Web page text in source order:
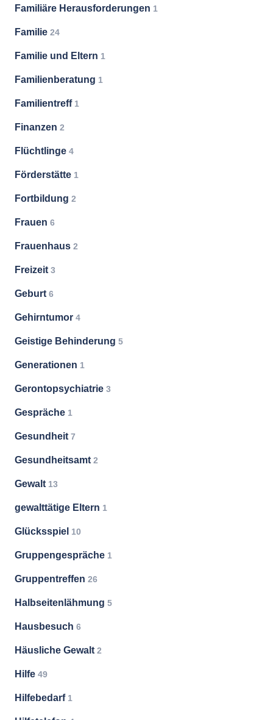
Familiäre Herausforderungen 1
Familie 24
Familie und Eltern 1
Familienberatung 1
Familientreff 1
Finanzen 2
Flüchtlinge 4
Förderstätte 1
Fortbildung 2
Frauen 6
Frauenhaus 2
Freizeit 3
Geburt 6
Gehirntumor 4
Geistige Behinderung 5
Generationen 1
Gerontopsychiatrie 3
Gespräche 1
Gesundheit 7
Gesundheitsamt 2
Gewalt 13
gewalttätige Eltern 1
Glücksspiel 10
Gruppengespräche 1
Gruppentreffen 26
Halbseitenlähmung 5
Hausbesuch 6
Häusliche Gewalt 2
Hilfe 49
Hilfebedarf 1